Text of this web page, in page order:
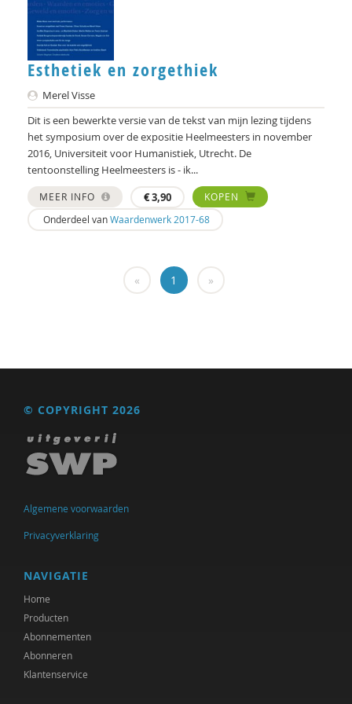
Frederique Demeijer
Allard den Dulk
Hanke Drop
Koen Duivenvoorde
Vincent Feith
Marjorieke Glaudemans
Kees Greven
Femke Kaulingfreks
Niek Langeweg
Willeke Los
Dr. Michiel de Ronde
Jo Miles
Mieke Moor
H. Muijen
Bodil Ponte
Heleen Pott
Joost Raessens
Esthetiek en zorgethiek
Merel Visse
Dit is een bewerkte versie van de tekst van mijn lezing tijdens
het symposium over de expositie Heelmeesters in november
2016, Universiteit voor Humanistiek, Utrecht. De
tentoonstelling Heelmeesters is - ik...
MEER INFO €3,90
KOPEN
Onderdeel vanWaardenwerk 2017-68
« 1 »
© COPYRIGHT 2026
Algemene voorwaarden
Privacyverklaring
NAVIGATIE
Home
Producten
Abonnementen
Abonneren
Klantenservice